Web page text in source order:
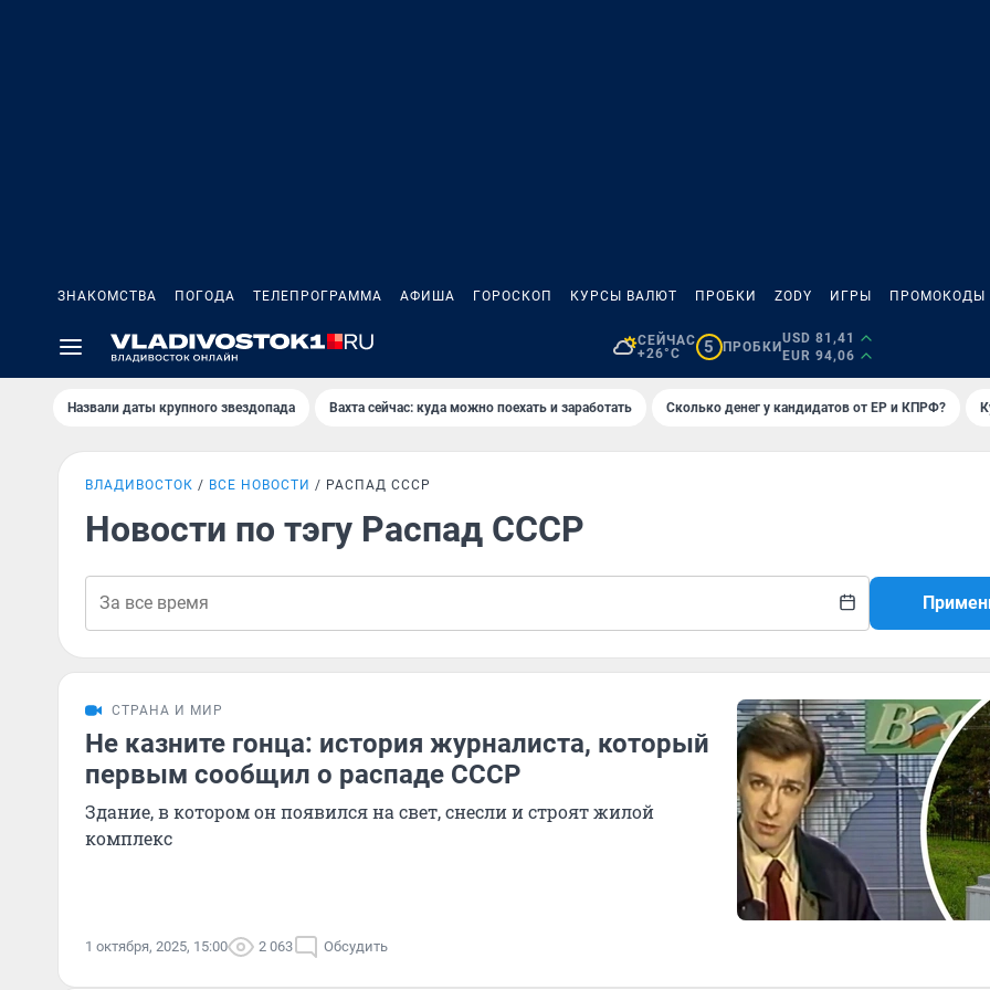
ЗНАКОМСТВА ПОГОДА ТЕЛЕПРОГРАММА АФИША ГОРОСКОП КУРСЫ ВАЛЮТ ПРОБКИ ZODY ИГРЫ ПРОМОКОДЫ
СЕЙЧАС
+26°C
5 ПРОБКИ
USD 81,41
EUR 94,06
Назвали даты крупного звездопада Вахта сейчас: куда можно поехать и заработать Сколько денег у кандидатов от ЕР и КПРФ?
ВЛАДИВОСТОК ВСЕ НОВОСТИ РАСПАД СССР
Новости по тэгу Распад СССР
СТРАНА И МИР
Не казните гонца: история журналиста, который
первым сообщил о распаде СССР
Здание, в котором он появился на свет, снесли и строят жилой
комплекс
1 октября, 2025, 15:00 2 063 Обсудить